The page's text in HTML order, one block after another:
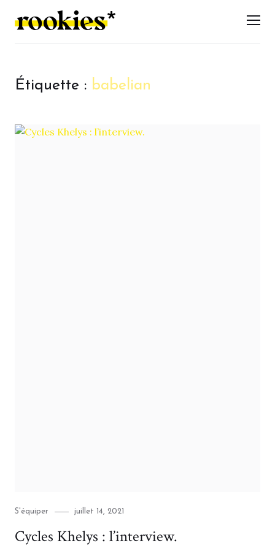
LES ROOKIES
Étiquette : babelian
Category
S'équiper
Posted
juillet 14, 2021
Cycles Khelys : l’interview.